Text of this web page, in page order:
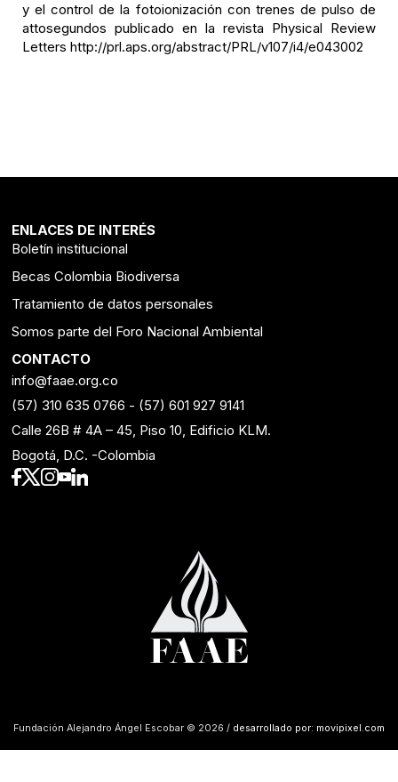
y el control de la fotoionización con trenes de pulso de
attosegundos publicado en la revista Physical Review
Letters http://prl.aps.org/abstract/PRL/v107/i4/e043002
ENLACES DE INTERÉS
Boletín institucional
Becas Colombia Biodiversa
Tratamiento de datos personales
Somos parte del Foro Nacional Ambiental
CONTACTO
info@faae.org.co
(57) 310 635 0766 - (57) 601 927 9141
Calle 26B # 4A – 45, Piso 10, Edificio KLM.
Bogotá, D.C. -Colombia
Fundación Alejandro Ángel Escobar © 2026 / desarrollado por: movipixel.com